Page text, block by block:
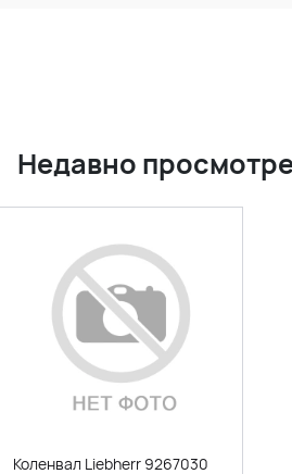
Недавно
Коленвал Liebherr 9267030